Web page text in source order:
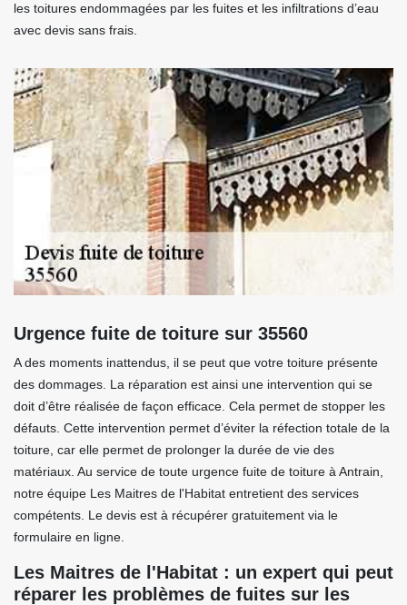
les toitures endommagées par les fuites et les infiltrations d’eau
avec devis sans frais.
Urgence fuite de toiture sur 35560
A des moments inattendus, il se peut que votre toiture présente
des dommages. La réparation est ainsi une intervention qui se
doit d’être réalisée de façon efficace. Cela permet de stopper les
défauts. Cette intervention permet d’éviter la réfection totale de la
toiture, car elle permet de prolonger la durée de vie des
matériaux. Au service de toute urgence fuite de toiture à Antrain,
notre équipe Les Maitres de l'Habitat entretient des services
compétents. Le devis est à récupérer gratuitement via le
formulaire en ligne.
Les Maitres de l'Habitat : un expert qui peut
réparer les problèmes de fuites sur les